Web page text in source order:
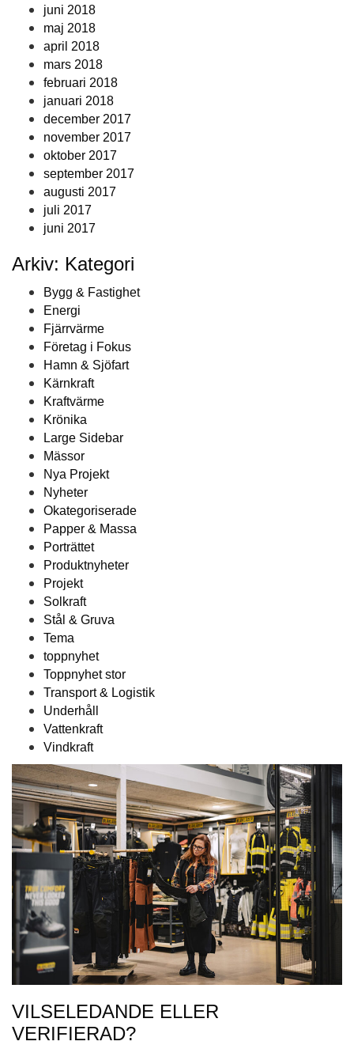
juni 2018
maj 2018
april 2018
mars 2018
februari 2018
januari 2018
december 2017
november 2017
oktober 2017
september 2017
augusti 2017
juli 2017
juni 2017
Arkiv: Kategori
Bygg & Fastighet
Energi
Fjärrvärme
Företag i Fokus
Hamn & Sjöfart
Kärnkraft
Kraftvärme
Krönika
Large Sidebar
Mässor
Nya Projekt
Nyheter
Okategoriserade
Papper & Massa
Porträttet
Produktnyheter
Projekt
Solkraft
Stål & Gruva
Tema
toppnyhet
Toppnyhet stor
Transport & Logistik
Underhåll
Vattenkraft
Vindkraft
VILSELEDANDE ELLER
VERIFIERAD?